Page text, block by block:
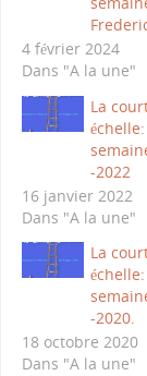
4 février 2024
Dans "A la une"
La
échelle:
-2022
16 janvier 2022
Dans "A la une"
La
échelle:
-2020.
18 octobre 2020
Dans "A la une"